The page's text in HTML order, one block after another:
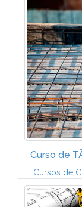
EFICIENCIA
Curso de
Cursos de
Programa